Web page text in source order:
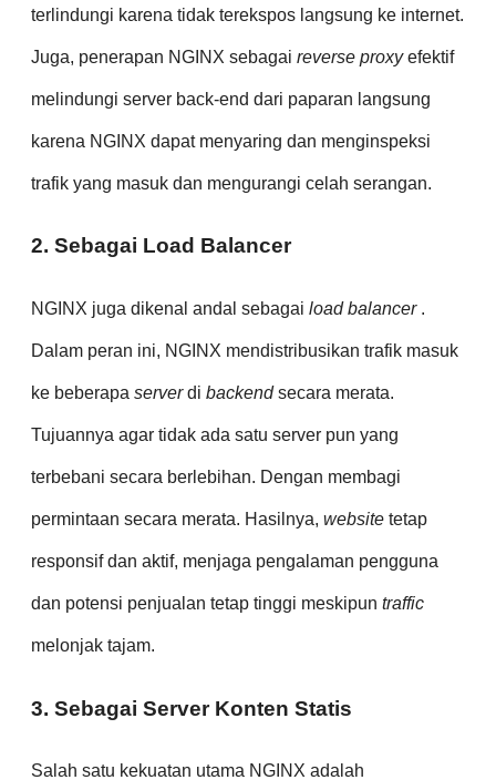
terlindungi karena tidak terekspos langsung ke internet.
Juga, penerapan NGINX sebagai reverse proxyefektif
melindungi server back-end dari paparan langsung
karena NGINX dapat menyaring dan menginspeksi
trafik yang masuk dan mengurangi celah serangan.
2. Sebagai Load Balancer
NGINX juga dikenal andal sebagai load balancer.
Dalam peran ini, NGINX mendistribusikan trafik masuk
ke beberapa serverdi backendsecara merata.
Tujuannya agar tidak ada satu server pun yang
terbebani secara berlebihan. Dengan membagi
permintaan secara merata. Hasilnya, website tetap
responsif dan aktif, menjaga pengalaman pengguna
dan potensi penjualan tetap tinggi meskipun traffic
melonjak tajam.
3. Sebagai Server Konten Statis
Salah satu kekuatan utama NGINX adalah